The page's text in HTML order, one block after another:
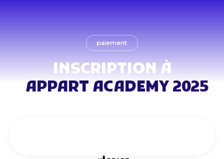
paiement
INSCRIPTION À
APPART ACADEMY 2025